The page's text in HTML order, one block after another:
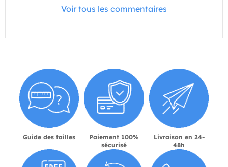
Voir tous les commentaires
Guide des tailles
Paiement 100%
sécurisé
Livraison en 24-
48h